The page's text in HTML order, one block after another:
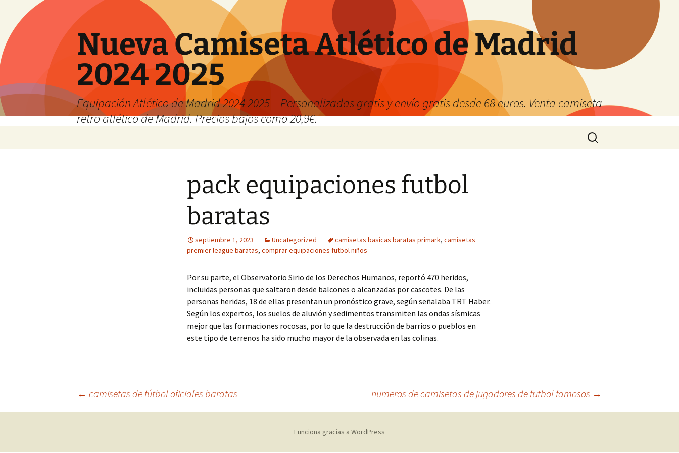
Nueva Camiseta Atlético de Madrid
2024 2025
Equipación Atlético de Madrid 2024 2025 – Personalizadas gratis y envío gratis desde 68 euros. Venta camiseta
retro atlético de Madrid. Precios bajos como 20,9€.
Buscar:
pack equipaciones futbol
baratas
septiembre 1, 2023 Uncategorized camisetas basicas baratas primark, camisetas
premier league baratas, comprar equipaciones futbol niños
Por su parte, el Observatorio Sirio de los Derechos Humanos, reportó 470 heridos,
incluidas personas que saltaron desde balcones o alcanzadas por cascotes. De las
personas heridas, 18 de ellas presentan un pronóstico grave, según señalaba TRT Haber.
Según los expertos, los suelos de aluvión y sedimentos transmiten las ondas sísmicas
mejor que las formaciones rocosas, por lo que la destrucción de barrios o pueblos en
este tipo de terrenos ha sido mucho mayor de la observada en las colinas.
Navegación
← camisetas de fútbol oficiales baratas numeros de camisetas de jugadores de futbol famosos →
Funciona gracias a WordPress